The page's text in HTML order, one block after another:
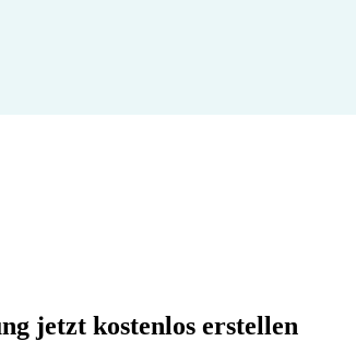
jetzt kostenlos erstellen